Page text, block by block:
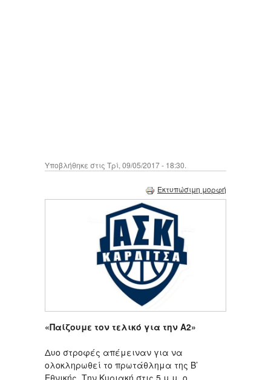
Υποβλήθηκε στις Τρί, 09/05/2017 - 18:30.
Εκτυπώσιμη μορφή
«Παίζουμε τον τελικό για την Α2»
Δυο στροφές απέμειναν για να
ολοκληρωθεί το πρωτάθλημα της Β’